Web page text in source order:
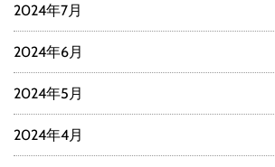
2024年7月
2024年6月
2024年5月
2024年4月